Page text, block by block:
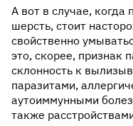
А вот в случае,
шерсть, стоит
свойственно
это, скорее, признак
склонность к
паразитами,
аутоиммунными
также